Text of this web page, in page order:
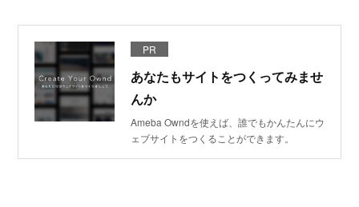
PR
あなたもサイトをつくってみませ
んか
Ameba Owndを使えば、誰でもかんたんにウ
ェブサイトをつくることができます。